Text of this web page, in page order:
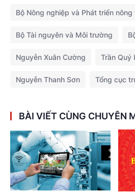
Bộ Nông nghiệp và Phát triển nông
Bộ Tài nguyên và Môi trường
Nguyễn Xuân Cường Trần Quý
Nguyễn Thanh Sơn Tổng cục
BÀI VIẾT CÙNG CHUYÊN